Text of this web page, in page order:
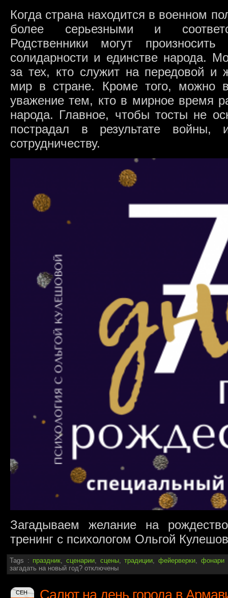
Когда страна находится в военном
более серьезными и
Родственники могут
солидарности и единстве народа.
за тех, кто служит на передовой и
мир в стране. Кроме того, можно
уважение тем, кто в мирное время
народа. Главное, чтобы тосты не
пострадал в результате
сотрудничеству.
Загадываем желание на
тренинг с психологом Ольгой
Tags : праздник сценарии, сцены,традиции фейерверки, фонари
загадать на новый год? отключены
СЕН Салют на день города в